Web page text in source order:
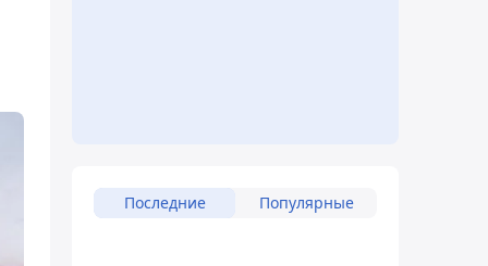
Последние Популярные